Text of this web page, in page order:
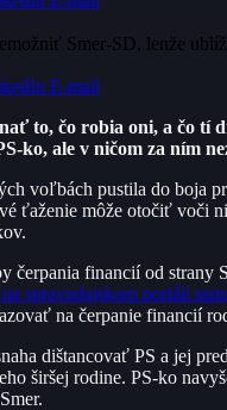
Smer-SD, lenže
E-mail
to, čo robia oni, a čo tí
ko, ale v ničom za ním
voľbách pustila do boja
ťaženie môže otočiť voči
čerpania financií od
spravodajskom portáli
na čerpanie financií
dištancovať PS a jej
širšej rodine. PS-ko